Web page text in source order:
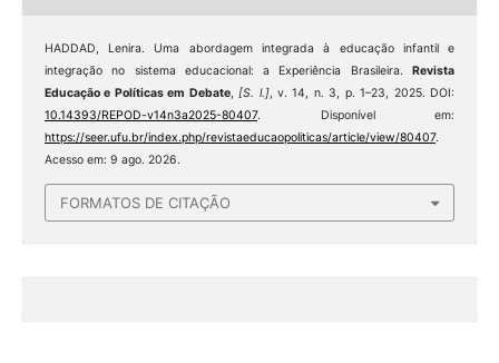
HADDAD, Lenira. Uma abordagem integrada à educação infantil e
integração no sistema educacional: a Experiência Brasileira.Revista
Educação e Políticas em Debate,[S. l.], v. 14, n. 3, p. 1–23, 2025. DOI:
10.14393/REPOD-v14n3a2025-80407. Disponível em:
https://seer.ufu.br/index.php/revistaeducaopoliticas/article/view/80407.
Acesso em: 9 ago. 2026.
FORMATOS DE CITAÇÃO